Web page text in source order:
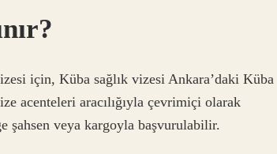
için, Küba sağlık vizesi Ankara’daki Küba
acenteleri aracılığıyla çevrimiçi olarak
şahsen veya kargoyla başvurulabilir.